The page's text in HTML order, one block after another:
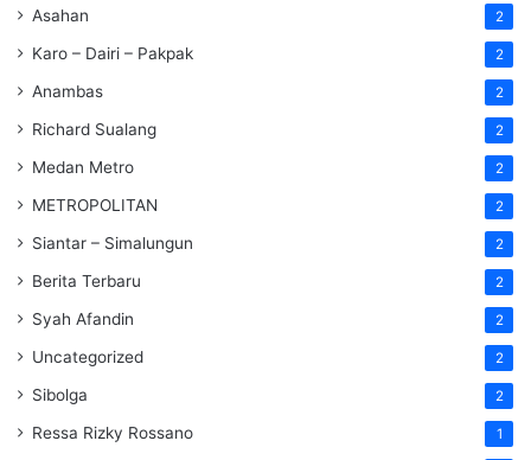
Asahan 2
Karo – Dairi – Pakpak 2
Anambas 2
Richard Sualang 2
Medan Metro 2
METROPOLITAN 2
Siantar – Simalungun 2
Berita Terbaru 2
Syah Afandin 2
Uncategorized 2
Sibolga 2
Ressa Rizky Rossano 1